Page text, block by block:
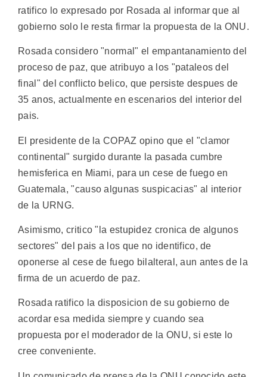
ratifico lo expresado por Rosada al informar que al
gobierno solo le resta firmar la propuesta de la ONU.
Rosada considero "normal" el empantanamiento del
proceso de paz, que atribuyo a los "pataleos del
final" del conflicto belico, que persiste despues de
35 anos, actualmente en escenarios del interior del
pais.
El presidente de la COPAZ opino que el "clamor
continental" surgido durante la pasada cumbre
hemisferica en Miami, para un cese de fuego en
Guatemala, "causo algunas suspicacias" al interior
de la URNG.
Asimismo, critico "la estupidez cronica de algunos
sectores" del pais a los que no identifico, de
oponerse al cese de fuego bilalteral, aun antes de la
firma de un acuerdo de paz.
Rosada ratifico la disposicion de su gobierno de
acordar esa medida siempre y cuando sea
propuesta por el moderador de la ONU, si este lo
cree conveniente.